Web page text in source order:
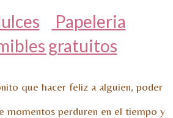
Papeleria
gratuitos
que hacer feliz a alguien, poder
momentos perduren en el tiempo y